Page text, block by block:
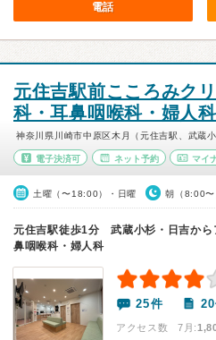
電話
元住吉駅前こころみク
科・耳鼻咽喉科・婦人科
神奈川県川崎市中原区木月（元住吉駅、武蔵小
電子決済可 ネット予約 マイ
土曜（〜18:00）・日曜 朝（8:00〜
元住吉駅徒歩1分 武蔵小杉・日吉から
鼻咽喉科・婦人科
25件
アクセス数 7月: